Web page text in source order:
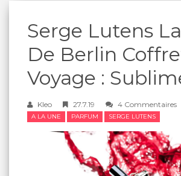
Serge Lutens
De Berlin
Voyage :
Kleo 27.7.19 4 Commentaires
A LA UNE PARFUM SERGE LUTENS